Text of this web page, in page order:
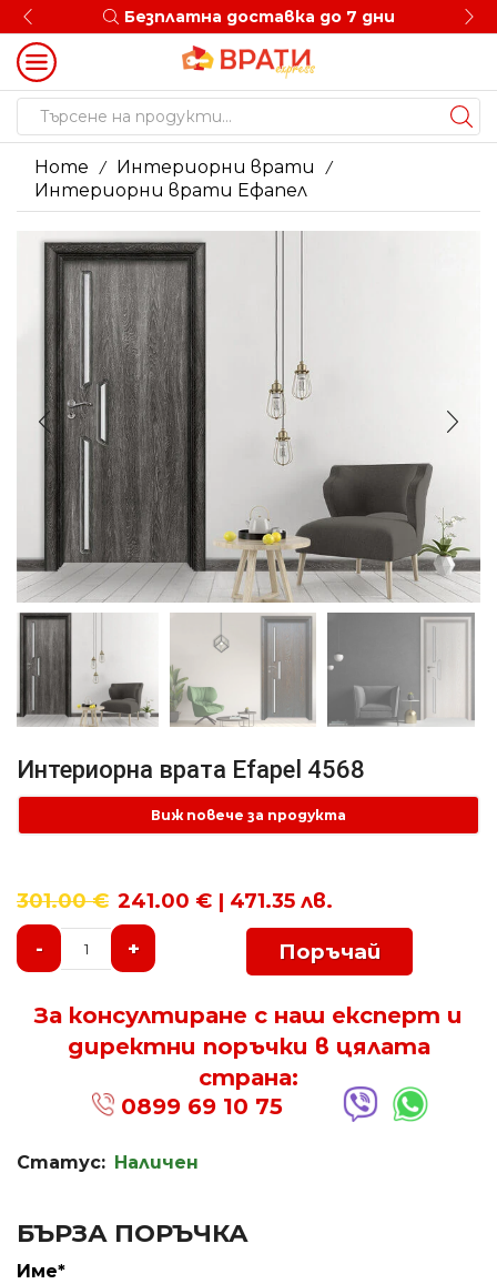
Безплатна доставка до 7 дни
input
Home / Интериорни врати /
Интериорни врати Ефапел
Интериорна врата Efapel 4568
Виж повече за продукта
301.00€ 241.00 € | 471.35 лв.
-
+ Поръчай
За консултиране с наш експерт и
директни поръчки в цялата
страна:
0899 69 10 75
Статус: Наличен
БЪРЗА ПОРЪЧКА
Име*